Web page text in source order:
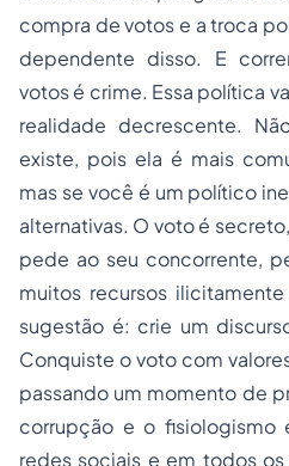
compra de votos e a troca
dependente disso. E
votos é crime. Essa política
realidade decrescente.
existe, pois ela é mais
mas se você é um político
alternativas. O voto é
pede ao seu concorrente,
muitos recursos
sugestão é: crie um
Conquiste o voto com
passando um momento de
corrupção e o fisiologismo
redes sociais e em todos